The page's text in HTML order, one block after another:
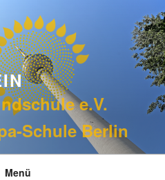
e.V.
Schule Berlin
Menü